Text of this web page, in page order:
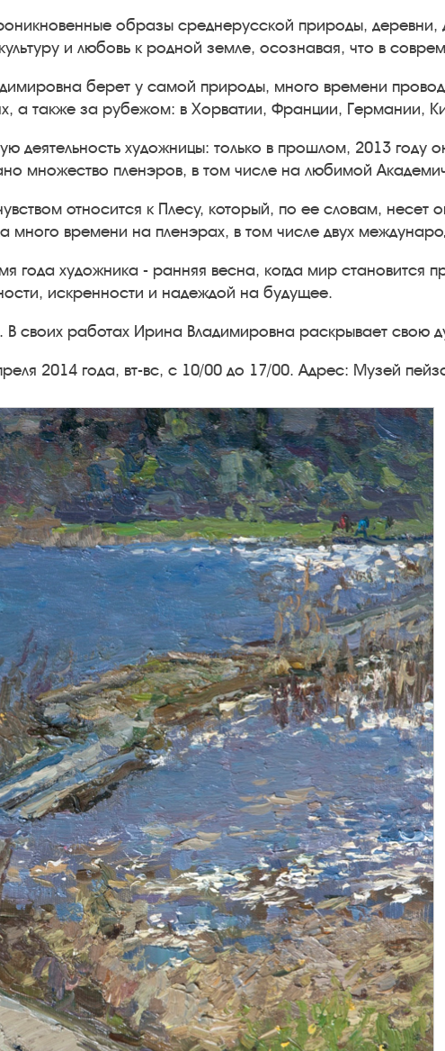
образы среднерусской природы, деревни,
и любовь к родной земле, осознавая, что в
берет у самой природы, много времени
а также за рубежом: в Хорватии, Франции, Германии,
деятельность художницы: только в прошлом, 2013 году
множество пленэров, в том числе на любимой
относится к Плесу, который, по ее словам, несет
времени на пленэрах, в том числе двух
года художника - ранняя весна, когда мир становится
искренности и надеждой на будущее.
В своих работах Ирина Владимировна раскрывает свою
2014 года, вт-вс, с 10/00 до 17/00. Адрес: Музей